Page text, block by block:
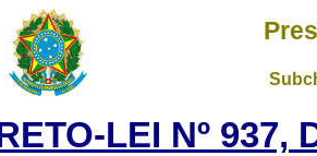
LEI Nº 937,